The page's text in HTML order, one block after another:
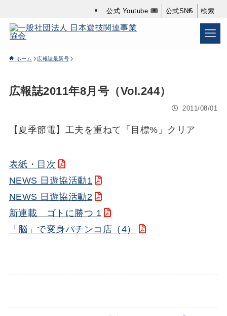
公式 Youtube 公式SNS 検索
ホーム 広報誌最新号
広報誌2011年8月号（Vol.244）
2011/08/01
【夏季節電】工夫を重ねて「目標%」クリア
表紙・目次
NEWS 日遊協活動1
NEWS 日遊協活動2
新連載 ゴトに勝つ 1
「脳」で変身パチンコ店（4）